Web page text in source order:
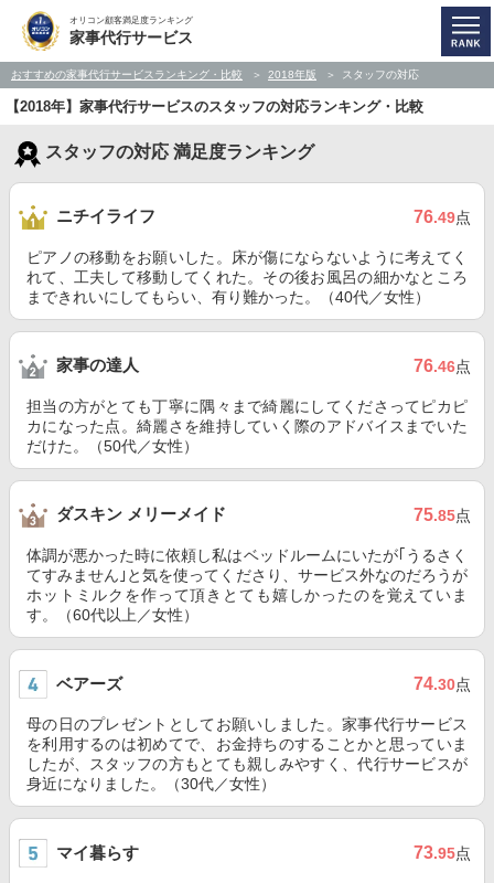
オリコン顧客満足度ランキング
家事代行サービス
おすすめの家事代行サービスランキング・比較 2018年版 スタッフの対応
【2018年】家事代行サービスのスタッフの対応ランキング・比較
スタッフの対応 満足度ランキング
ニチイライフ 76.49点
ピアノの移動をお願いした。床が傷にならないように考えてく
れて、工夫して移動してくれた。その後お風呂の細かなところ
まできれいにしてもらい、有り難かった。（40代／女性）
家事の達人 76.46点
担当の方がとても丁寧に隅々まで綺麗にしてくださってピカピ
カになった点。綺麗さを維持していく際のアドバイスまでいた
だけた。（50代／女性）
ダスキン メリーメイド 75.85点
体調が悪かった時に依頼し私はベッドルームにいたが｢うるさく
てすみません｣と気を使ってくださり、サービス外なのだろうが
ホットミルクを作って頂きとても嬉しかったのを覚えていま
す。（60代以上／女性）
ベアーズ 74.30点
母の日のプレゼントとしてお願いしました。家事代行サービス
を利用するのは初めてで、お金持ちのすることかと思っていま
したが、スタッフの方もとても親しみやすく、代行サービスが
身近になりました。（30代／女性）
マイ暮らす 73.95点